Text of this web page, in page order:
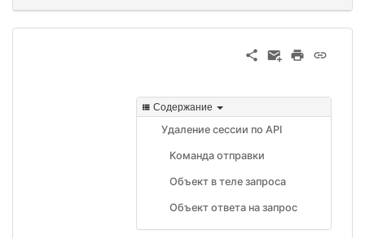
Содержание
Удаление сессии по API
Команда отправки
Объект в теле запроса
Объект ответа на запрос